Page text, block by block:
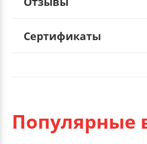
Сертификаты
Популярные